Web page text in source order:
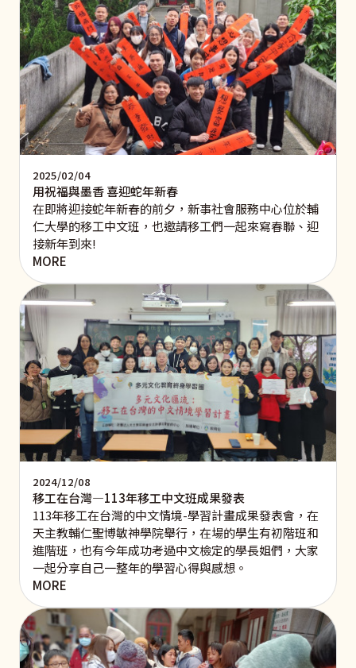
2025/02/04
用祝福與墨香 喜迎蛇年新春
在即將迎接蛇年新春的前夕，新事社會服務中心位於輔
仁大學的移工中文班，也邀請移工們一起來寫春聯、迎
接新年到來!
MORE
2024/12/08
移工在台灣—113年移工中文班成果發表
113年移工在台灣的中文情境-學習計畫成果發表會，在
天主教輔仁聖博敏神學院舉行，在場的學生有初階班和
進階班，也有今年成功考過中文檢定的學長姐們，大家
一起分享自己一整年的學習心得與感想。
MORE